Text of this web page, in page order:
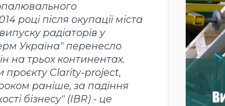
році після окупації міста
радіаторів у
Україна" перенесло
на трьох континентах.
проєкту Clarity-project,
раніше, за падіння
бізнесу" (IBR) - це